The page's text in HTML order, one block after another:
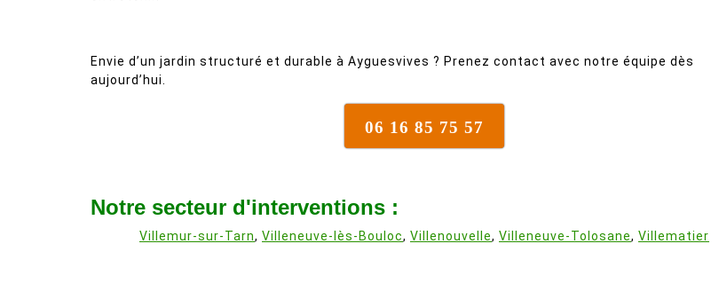
Envie d’un jardin structuré et durable à Ayguesvives ? Prenez contact avec notre équipe dès
aujourd’hui.
06 16 85 75 57
Notre secteur d'interventions :
Villemur-sur-Tarn, Villeneuve-lès-Bouloc, Villenouvelle, Villeneuve-Tolosane, Villematier